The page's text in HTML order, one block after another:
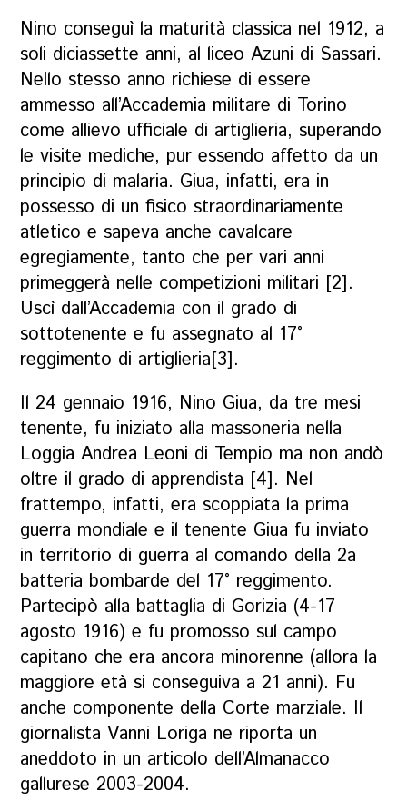
Nino conseguì la maturità classica nel 1912, a
soli diciassette anni, al liceo Azuni di Sassari.
Nello stesso anno richiese di essere
ammesso all’Accademia militare di Torino
come allievo ufficiale di artiglieria, superando
le visite mediche, pur essendo affetto da un
principio di malaria. Giua, infatti, era in
possesso di un fisico straordinariamente
atletico e sapeva anche cavalcare
egregiamente, tanto che per vari anni
primeggerà nelle competizioni militari [2].
Uscì dall’Accademia con il grado di
sottotenente e fu assegnato al 17°
reggimento di artiglieria[3].
Il 24 gennaio 1916, Nino Giua, da tre mesi
tenente, fu iniziato alla massoneria nella
Loggia Andrea Leoni di Tempio ma non andò
oltre il grado di apprendista [4]. Nel
frattempo, infatti, era scoppiata la prima
guerra mondiale e il tenente Giua fu inviato
in territorio di guerra al comando della 2a
batteria bombarde del 17° reggimento.
Partecipò alla battaglia di Gorizia (4-17
agosto 1916) e fu promosso sul campo
capitano che era ancora minorenne (allora la
maggiore età si conseguiva a 21 anni). Fu
anche componente della Corte marziale. Il
giornalista Vanni Loriga ne riporta un
aneddoto in un articolo dell’Almanacco
gallurese 2003-2004.